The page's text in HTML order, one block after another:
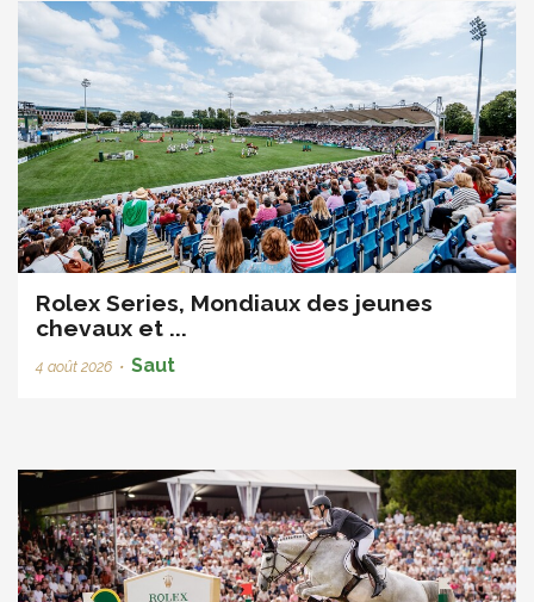
Rolex Series, Mondiaux des jeunes
chevaux et ...
4 août 2026 • Saut